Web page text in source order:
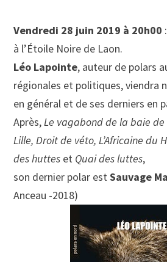
Vendredi 28 juin 2019 à 20h00 :
à l’Étoile Noire de Laon.
Léo Lapointe, auteur de polars
régionales et politiques, viendra
en général et de ses derniers en
Après,Le vagabond de la baie de
Lille, Droit de véto, L’Africaine du
des huttes et Quai des luttes,
son dernier polar estSauvage
Anceau -2018)